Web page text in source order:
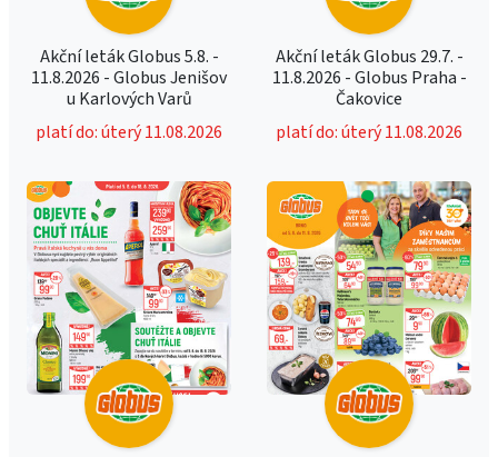
Akční leták Globus 5.8. -
11.8.2026 - Globus Jenišov
u Karlových Varů
platí do: úterý 11.08.2026
Akční leták Globus 29.7. -
11.8.2026 - Globus Praha -
Čakovice
platí do: úterý 11.08.2026